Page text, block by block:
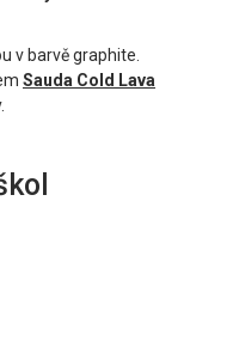
v barvě graphite.
Sauda Cold Lava